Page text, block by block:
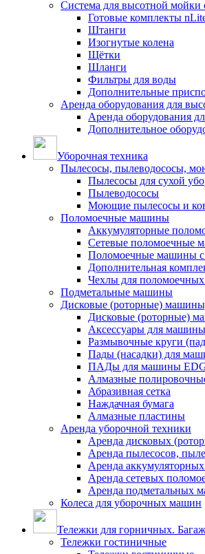
Система для высотной мойки
Готовые комплекты
Штанги
Изогнутые колена
Щётки
Шланги
Фильтры для воды
Дополнительные
Аренда оборудования для
Аренда оборудования
Дополнительное
Уборочная техника
Пылесосы, пылеводососы,
Пылесосы для сухой
Пылеводососы
Моющие пылесосы и
Поломоечные машины
Аккумуляторные
Сетевые поломоечные
Поломоечные машины с
Дополнительная
Чехлы для
Подметальные машины
Дисковые (роторные)
Дисковые (роторные)
Аксессуары для
Размывочные круги
Пады (насадки) для
ПАДы для машины
Алмазные
Абразивная сетка
Наждачная бумага
Алмазные пластины
Аренда уборочной техники
Аренда дисковых
Аренда пылесосов,
Аренда
Аренда сетевых
Аренда подметальных
Колеса для уборочных машин
Тележки для горничных.
Тележки гостиничные